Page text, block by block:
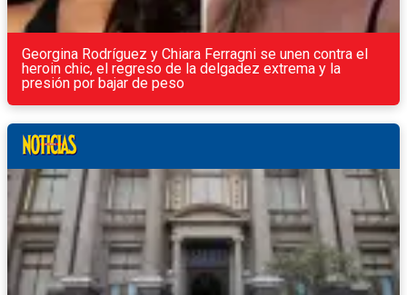
Georgina Rodríguez y Chiara Ferragni se unen contra el
heroin chic, el regreso de la delgadez extrema y la
presión por bajar de peso